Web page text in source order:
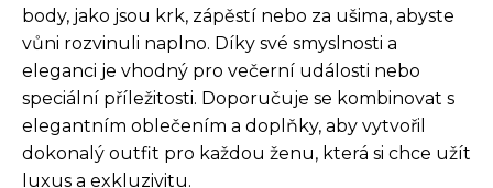
body, jako jsou krk, zápěstí nebo za ušima, abyste
vůni rozvinuli naplno. Díky své smyslnosti a
eleganci je vhodný pro večerní události nebo
speciální příležitosti. Doporučuje se kombinovat s
elegantním oblečením a doplňky, aby vytvořil
dokonalý outfit pro každou ženu, která si chce užít
luxus a exkluzivitu.